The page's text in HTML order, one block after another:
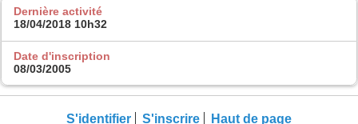
Dernière activité
18/04/2018 10h32
Date d'inscription
08/03/2005
S'identifier S'inscrire Haut de page